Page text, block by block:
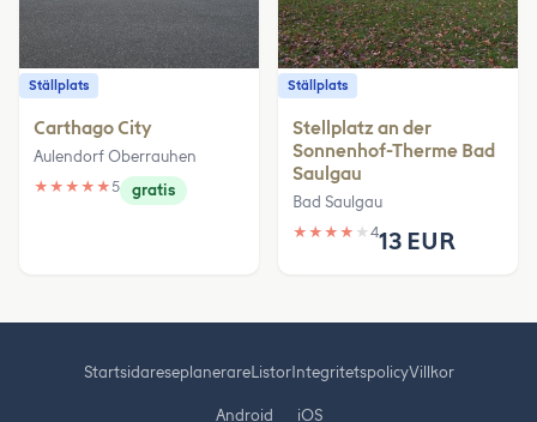
Ställplats
Carthago City
Aulendorf Oberrauhen
★ ★ ★ ★ ★5 gratis
Ställplats
Stellplatz an der
Sonnenhof-Therme Bad
Saulgau
Bad Saulgau
★ ★ ★ ★ ★ 413 EUR
StartsidareseplanerareListorIntegritetspolicyVillkor
Android iOS